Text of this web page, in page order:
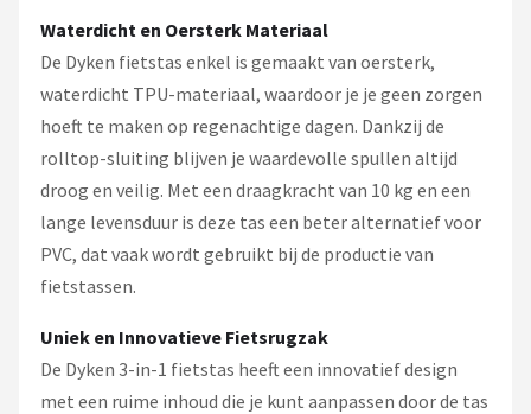
Waterdicht en Oersterk Materiaal
De Dyken fietstas enkel is gemaakt van oersterk,
waterdicht TPU-materiaal, waardoor je je geen zorgen
hoeft te maken op regenachtige dagen. Dankzij de
rolltop-sluiting blijven je waardevolle spullen altijd
droog en veilig. Met een draagkracht van 10 kg en een
lange levensduur is deze tas een beter alternatief voor
PVC, dat vaak wordt gebruikt bij de productie van
fietstassen.
Uniek en Innovatieve Fietsrugzak
De Dyken 3-in-1 fietstas heeft een innovatief design
met een ruime inhoud die je kunt aanpassen door de tas